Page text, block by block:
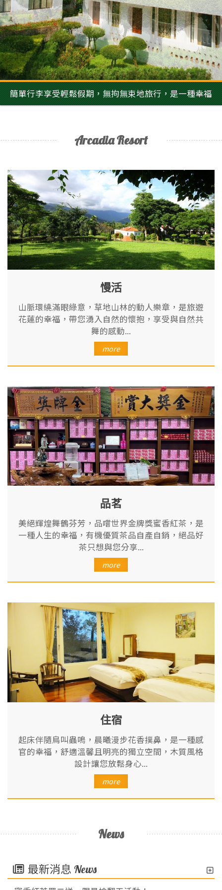
簡單行李享受輕鬆假期，無拘無束地旅行，是一種幸福
Arcadia Resort
慢活
山脈環繞滿眼綠意，草地山林的動人樂章，是旅遊
花蓮的幸福，帶您湧入自然的懷抱，享受與自然共
舞的感動...
more
品茗
美絕輝煌舞鶴芬芳，品嚐世界金牌獎蜜香紅茶，是
一種人生的幸福，有機優質茶品自產自銷，絕品好
茶只想與您分享...
more
住宿
起床伴隨鳥叫蟲鳴，晨曦漫步花香撲鼻，是一種感
官的幸福，舒適溫馨且明亮的獨立空間，木質風格
設計讓您放鬆身心...
more
News
最新消息 News